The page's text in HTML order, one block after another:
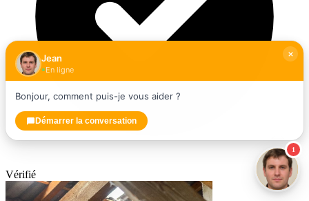
Vérifié
1
Jean
En ligne
Bonjour, comment puis-je vous aider ?
Démarrer la conversation